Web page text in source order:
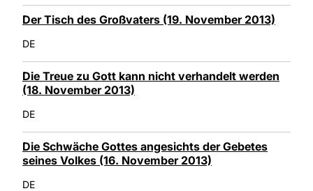
Der Tisch des Großvaters (19. November 2013)
DE
Die Treue zu Gott kann nicht verhandelt werden
(18. November 2013)
DE
Die Schwäche Gottes angesichts der Gebetes
seines Volkes (16. November 2013)
DE